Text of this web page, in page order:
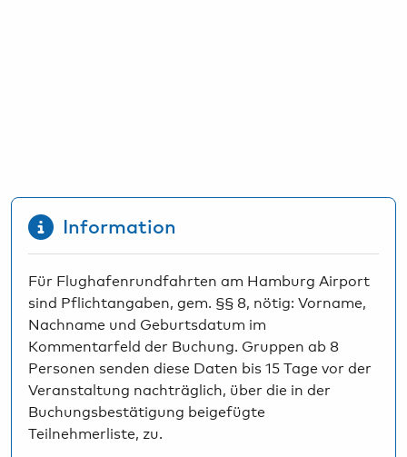
Information
Für Flughafenrundfahrten am Hamburg Airport
sind Pflichtangaben, gem. §§ 8, nötig: Vorname,
Nachname und Geburtsdatum im
Kommentarfeld der Buchung. Gruppen ab 8
Personen senden diese Daten bis 15 Tage vor der
Veranstaltung nachträglich, über die in der
Buchungsbestätigung beigefügte
Teilnehmerliste, zu.